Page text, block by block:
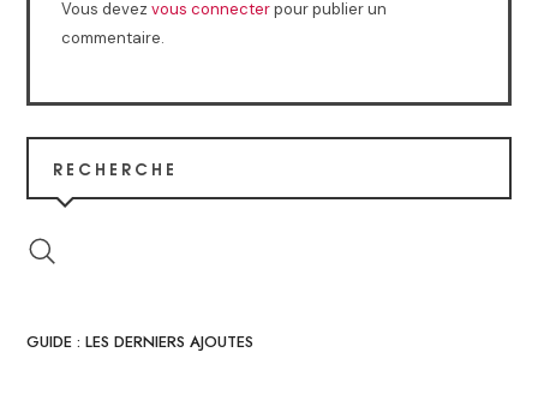
Vous devezvous connecterpour publier un
commentaire.
RECHERCHE
GUIDE : LES DERNIERS AJOUTES